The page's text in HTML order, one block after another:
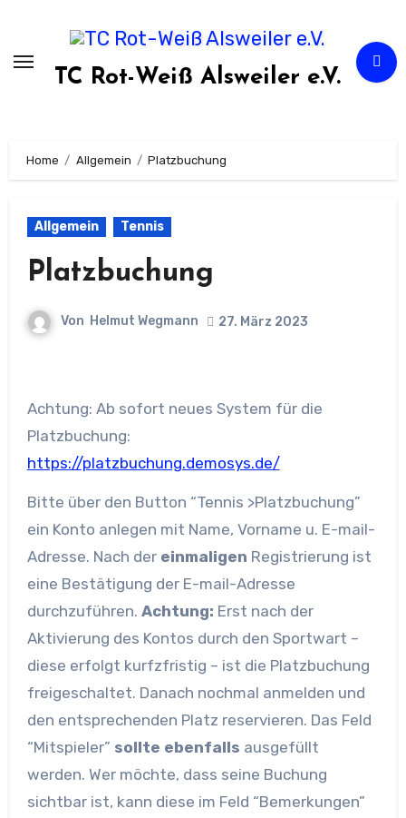
springen
TC Rot-Weiß Alsweiler e.V.
Home Allgemein Platzbuchung
Allgemein Tennis
Platzbuchung
Von Helmut Wegmann 27. März 2023
Achtung: Ab sofort neues System für die
Platzbuchung:
https://platzbuchung.demosys.de/
Bitte über den Button “Tennis >Platzbuchung”
ein Konto anlegen mit Name, Vorname u. E-mail-
Adresse. Nach der einmaligen Registrierung ist
eine Bestätigung der E-mail-Adresse
durchzuführen. Achtung: Erst nach der
Aktivierung des Kontos durch den Sportwart –
diese erfolgt kurfzfristig – ist die Platzbuchung
freigeschaltet. Danach nochmal anmelden und
den entsprechenden Platz reservieren. Das Feld
“Mitspieler” sollte ebenfalls ausgefüllt
werden. Wer möchte, dass seine Buchung
sichtbar ist, kann diese im Feld “Bemerkungen”